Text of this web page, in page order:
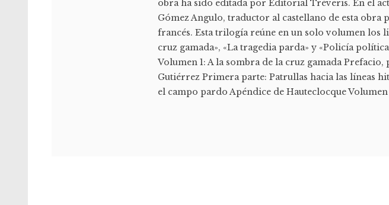
obra ha sido editada por Editorial Tréveris. En el
Gómez Angulo, traductor al castellano de esta obra
francés. Esta trilogía reúne en un solo volumen los
cruz gamada», «La tragedia parda» y «Policía
Volumen 1: A la sombra de la cruz gamada
Gutiérrez Primera parte: Patrullas hacia las líneas
el campo pardo Apéndice de Hauteclocque